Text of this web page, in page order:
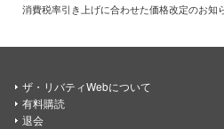
消費税率引き上げに合わせた価格改定のお知
ザ・リバティWebについて
有料購読
退会